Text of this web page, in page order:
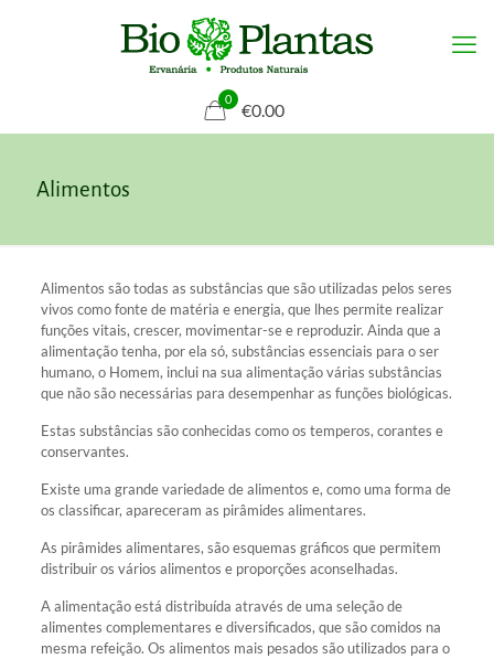
0
€0.00
Alimentos
Alimentos são todas as substâncias que são utilizadas pelos seres
vivos como fonte de matéria e energia, que lhes permite realizar
funções vitais, crescer, movimentar-se e reproduzir. Ainda que a
alimentação tenha, por ela só, substâncias essenciais para o ser
humano, o Homem, inclui na sua alimentação várias substâncias
que não são necessárias para desempenhar as funções biológicas.
Estas substâncias são conhecidas como os temperos, corantes e
conservantes.
Existe uma grande variedade de alimentos e, como uma forma de
os classificar, apareceram as pirâmides alimentares.
As pirâmides alimentares, são esquemas gráficos que permitem
distribuir os vários alimentos e proporções aconselhadas.
A alimentação está distribuída através de uma seleção de
alimentes complementares e diversificados, que são comidos na
mesma refeição. Os alimentos mais pesados são utilizados para o